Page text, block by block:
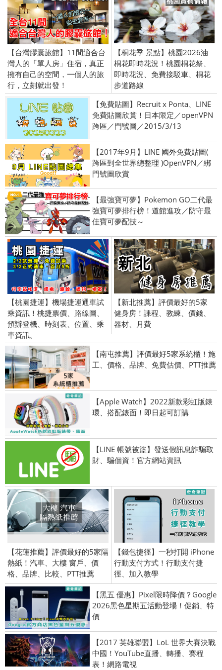
【台灣膠囊旅館】11間適合台
灣人的「單人房」住宿，真正
擁有自己的空間，一個人的旅
行，立刻就出發！
【桐花季 景點】桃園2026油
桐花即時花況！桃園桐花祭、
即時花況、免費接駁車、桐花
步道路線
【免費貼圖】Recruit x Ponta、LINE
免費貼圖欣賞！日本限定／openVPN
跨區／門號圖／2015/3/13
【2017年9月】LINE 國外免費貼圖(
跨區到全世界總整理 )OpenVPN／綁
門號圖欣賞
【最強寶可夢】Pokemon GO二代最
強寶可夢排行榜！道館進攻／防守最
佳寶可夢配技～
【桃園捷運】機場捷運通車試
乘資訊！桃捷票價、路線圖、
預辦登機、時刻表、位置、乘
車資訊。
【新北推薦】評價最好的5家
健身房！課程、教練、價錢、
器材、月費
【南屯推薦】評價最好5家系統櫃！施
工、價格、品牌、免費估價、PTT推薦
【Apple Watch】2022新款彩虹版錶
環、搭配錶面！即日起可訂購
【LINE 帳號被盜】發送假訊息詐騙取
財、騙個資！官方網站資訊
【花蓮推薦】評價最好的5家隔
熱紙！汽車、大樓 窗戶、價
格、品牌、比較、PTT推薦
【錢包捷徑】一秒打開 iPhone
行動支付方式！行動支付捷
徑、加入教學
【黑五 優惠】Pixel限時降價？Google
2026黑色星期五活動登場！促銷、特
價
【2017 英雄聯盟】LoL 世界大賽決戰
中國！YouTube直播、轉播、賽程
表！網路電視